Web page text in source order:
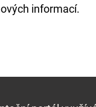
informací.